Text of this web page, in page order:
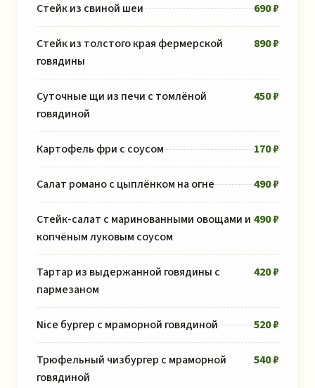
Стейк из свиной шеи 690 ₽
Стейк из толстого края фермерской
говядины
890 ₽
Суточные щи из печи с томлёной
говядиной
450 ₽
Картофель фри c соусом 170 ₽
Салат романо с цыплёнком на огне 490 ₽
Стейк-салат с маринованными овощами и
копчёным луковым соусом
490 ₽
Тартар из выдержанной говядины с
пармезаном
420 ₽
Nice бургер с мраморной говядиной 520 ₽
Трюфельный чизбургер с мраморной
говядиной
540 ₽